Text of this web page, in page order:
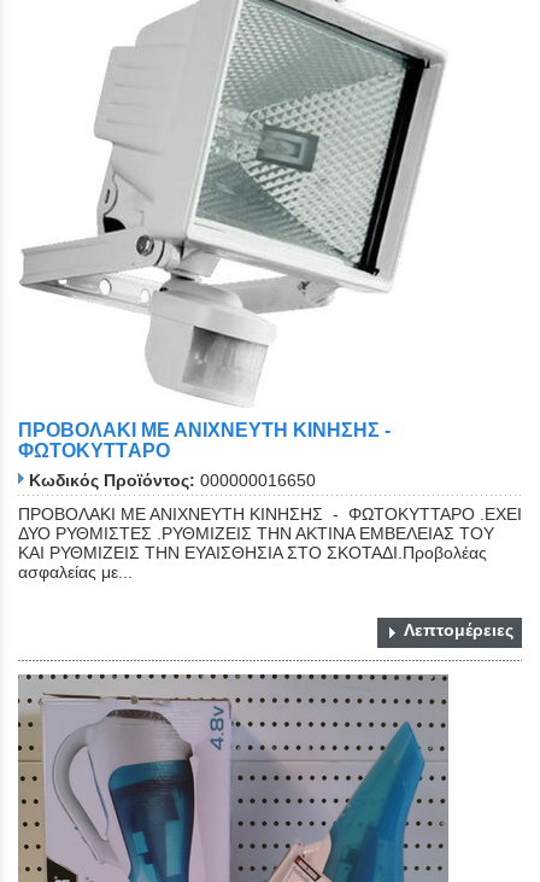
ΠΡΟΒΟΛΑΚΙ ΜΕ ΑΝΙΧΝΕΥΤΗ ΚΙΝΗΣΗΣ -
ΦΩΤΟΚΥΤTΑΡΟ
Κωδικός Προϊόντος: 000000016650
ΠΡΟΒΟΛΑΚΙ ΜΕ ΑΝΙΧΝΕΥΤΗ ΚΙΝΗΣΗΣ - ΦΩΤΟΚΥΤΤΑΡΟ .ΕΧΕΙ
ΔΥΟ ΡΥΘΜΙΣΤΕΣ .ΡΥΘΜΙΖΕΙΣ ΤΗΝ ΑΚΤΙΝΑ ΕΜΒΕΛΕΙΑΣ ΤΟΥ
ΚΑΙ ΡΥΘΜΙΖΕΙΣ ΤΗΝ ΕΥΑΙΣΘΗΣΙΑ ΣΤΟ ΣΚΟΤΑΔΙ.Προβολέας
ασφαλείας με...
Λεπτομέρειες